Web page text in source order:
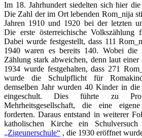
Im 18. Jahrhundert siedelten sich hier
Die Zahl der im Ort lebenden Rom_nija
Jahren 1910 und 1920 bei der letzten
Die erste österreichische
Dabei wurde festgestellt, dass 111
1940 waren es bereits 140. Wobei
Zählung stark abweichen, denn laut
1934 wurde festgehalten, dass 271
wurde die Schulpflicht für
demselben Jahr wurden 40 Kinder in die
eingeschult. Dies führte zu
Mehrheitsgesellschaft, die eine
forderten. Daraus entstand in weiterer
katholischen Kirche ein
„Zigeunerschule“ , die 1930 eröffnet